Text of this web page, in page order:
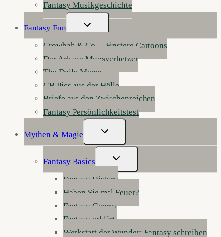
Fantasy Musikgeschichte
Fantasy Fun
Untermenü
Umschalten
Crowbah & Co. – Finstere Cartoons
Der Arkane Moosverhetzer
The Daily Meme
GB Pics aus der Hölle
Briefe aus den Zwischenreichen
Fantasy Persönlichkeitstest
Mythen & Magie
Untermenü
Umschalten
Fantasy Basics
Untermenü
Umschalten
Fantasy History
Haben Sie mal Feuer?
Fantasy Genres
Fantasy erklärt
Werkstatt der Wunder: Fantasy schreiben